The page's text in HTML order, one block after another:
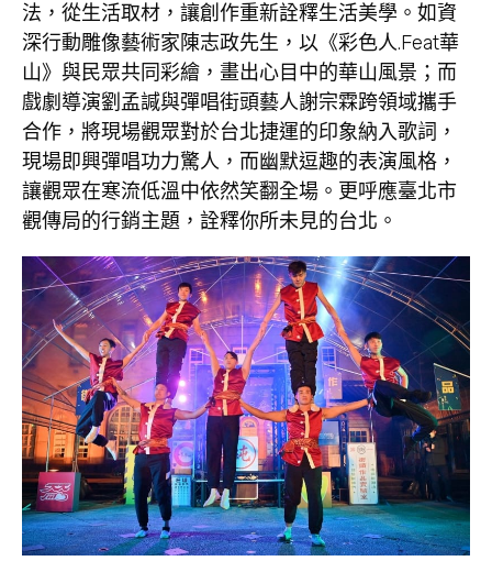
法，從生活取材，讓創作重新詮釋生活美學。如資
深行動雕像藝術家陳志政先生，以《彩色人.Feat華
山》與民眾共同彩繪，畫出心目中的華山風景；而
戲劇導演劉孟諴與彈唱街頭藝人謝宗霖跨領域攜手
合作，將現場觀眾對於台北捷運的印象納入歌詞，
現場即興彈唱功力驚人，而幽默逗趣的表演風格，
讓觀眾在寒流低溫中依然笑翻全場。更呼應臺北市
觀傳局的行銷主題，詮釋你所未見的台北。